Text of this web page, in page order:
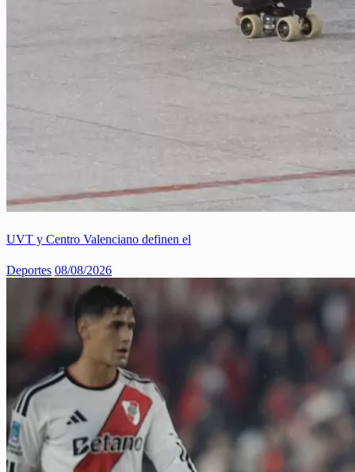
UVT y Centro Valenciano definen el
Deportes 08/08/2026